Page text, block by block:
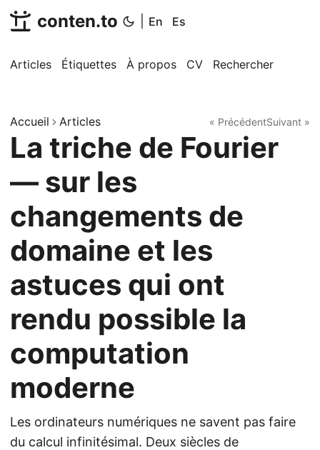
conten.to En Es
Articles Étiquettes À propos CV Rechercher
Accueil Articles « PrécédentSuivant »
La triche de Fourier
— sur les
changements de
domaine et les
astuces qui ont
rendu possible la
computation
moderne
Les ordinateurs numériques ne savent pas faire
du calcul infinitésimal. Deux siècles de